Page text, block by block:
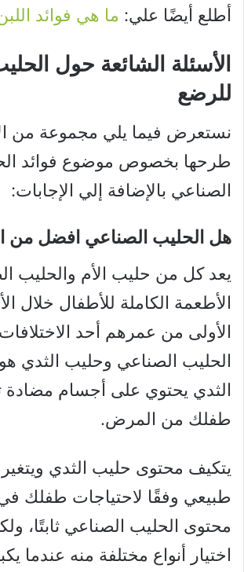
أطلع أيضًا علي: ما هي فوائد
الأسئلة الشائعة حول
للرضع
نستعرض فيما يلي مجموعة من
طرحها بخصوص موضوع فوائد
الصناعي بالإضافة إلي الإجابات:
هل الحليب الصناعي افضل من
يعد كل من حليب الأم والحليب
الأطعمة الكاملة للأطفال خلال
الأولى من عمرهم أحد
الحليب الصناعي وحليب الثدي
الثدي يحتوي على أجسام مضادة
طفلك من المرض.
يتكيف محتوى حليب الثدي
طبيعي وفقًا لاحتياجات طفلك
محتوى الحليب الصناعي ثابتًا،
اختيار أنواع مختلفة منه عندما